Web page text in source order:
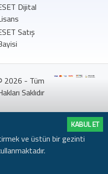
Dijital
Satış
2026 - Tüm
Saklıdır
KABUL ET
ve üstün bir gezinti